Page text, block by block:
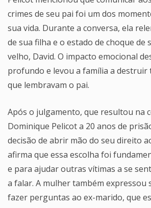
crimes de seu pai foi um dos
sua vida. Durante a conversa, ela
de sua filha e o estado de choque de
velho, David. O impacto emocional
profundo e levou a família a destruir
que lembravam o pai.
Após o julgamento, que resultou na
Dominique Pelicot a 20 anos de
decisão de abrir mão do seu direito
afirma que essa escolha foi
e para ajudar outras vítimas a se
a falar. A mulher também expressou
fazer perguntas ao ex-marido, que